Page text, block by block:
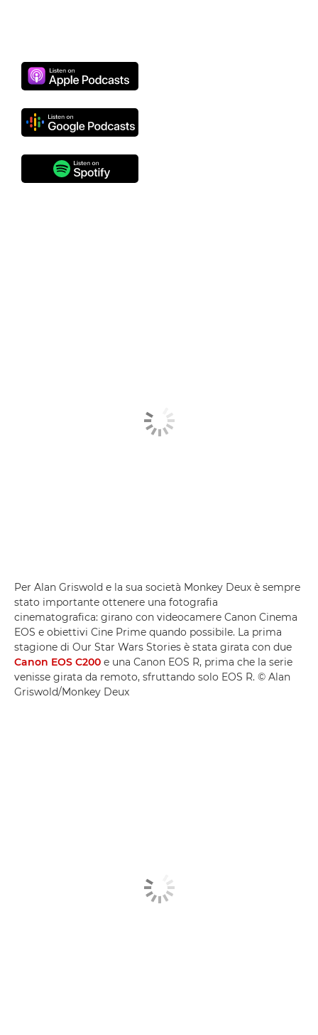
Per Alan Griswold e la sua società Monkey Deux è sempre
stato importante ottenere una fotografia
cinematografica: girano con videocamere Canon Cinema
EOS e obiettivi Cine Prime quando possibile. La prima
stagione di Our Star Wars Stories è stata girata con due
Canon EOS C200 e una Canon EOS R, prima che la serie
venisse girata da remoto, sfruttando solo EOS R. © Alan
Griswold/Monkey Deux